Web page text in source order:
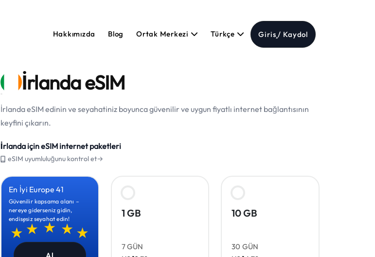
Hakkımızda Blog Ortak Merkezi Türkçe Giriş / Kaydol
İrlanda eSIM
İrlanda eSIM edinin ve seyahatiniz boyunca güvenilir ve uygun fiyatlı internet bağlantısının
keyfini çıkarın.
İrlanda için eSIM internet paketleri
eSIM uyumluluğunu kontrol et→
En İyi Europe 41
Güvenilir kapsama alanı –
nereye giderseniz gidin,
endişesiz seyahat edin!
Al
1 GB
7 GÜN
10 GB
30 GÜN